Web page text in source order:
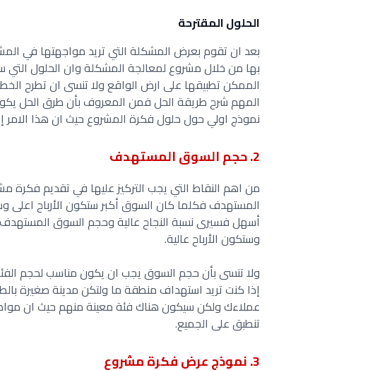
الحلول المقترحة
بعد ان تقوم بعرض المشكلة التي تريد مواجهتها في
بها من خلال مشروع لمعالجة المشكلة وان الحلول
الممكن تطبيقها على ارض الواقع ولا تنسى ان تطرح
المهم شرح طريقة الحل فمن المعروف بأن طرق الحل
نموذج اولي حول حلول فكرة المشروع حيث ان هذا الامر
2. حجم السوق المستهدف
من اهم النقاط التي يجب التركيز عليها في تقديم
المستهدف فكلما كان السوق أكبر ستكون الأرباح اعلى
أسهل فسيرى نسبة النجاح عالية وحجم السوق المستهدف
وستكون الأرباح عالية.
ولا تنسى بأن حجم السوق يجب ان يكون مناسب لحجم
إذا كنت تريد استهداف منطقة ما ولتكن مدينة صغيرة
عملاءك ولكن سيكون هناك فئة معينة منهم حيث ان
تنطبق على الجميع.
3. نموذج عرض فكرة مشروع